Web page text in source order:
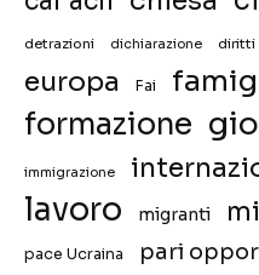
detrazioni dichiarazione diritti
europa Fai
formazione
immigrazione
lavoro migranti
pace Ucraina pari